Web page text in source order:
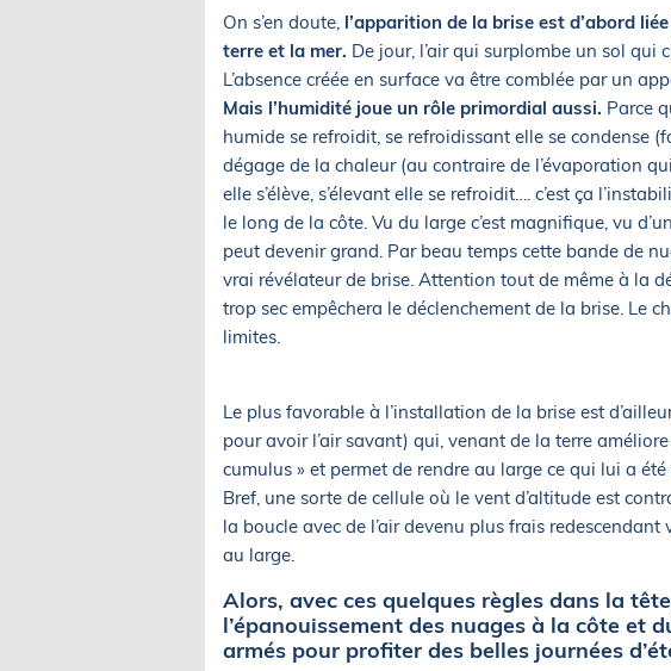
On s’en doute, l’apparition de la brise est d’abord
terre et la mer. De jour, l’air qui surplombe un sol qui
L’absence créée en surface va être comblée par un
Mais l’humidité joue un rôle primordial aussi. Parce
humide se refroidit, se refroidissant elle se condense
dégage de la chaleur (au contraire de l’évaporation
elle s’élève, s’élevant elle se refroidit…. c’est ça
le long de la côte. Vu du large c’est magnifique, vu
peut devenir grand. Par beau temps cette bande de
vrai révélateur de brise. Attention tout de même à la
trop sec empêchera le déclenchement de la brise. Le
limites.
Le plus favorable à l’installation de la brise est
pour avoir l’air savant) qui, venant de la terre
cumulus » et permet de rendre au large ce qui lui a
Bref, une sorte de cellule où le vent d’altitude est
la boucle avec de l’air devenu plus frais
au large.
Alors, avec ces quelques règles dans la
l’épanouissement des nuages à la côte et
armés pour profiter des belles journées